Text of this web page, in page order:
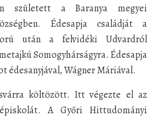
született a Baranya megyei
Édesapja családját a
után a felvidéki Udvardról
Somogyhárságyra. Édesapja
édesanyjával, Wágner Máriával.
költözött. Itt végezte el az
A Győri Hittudományi